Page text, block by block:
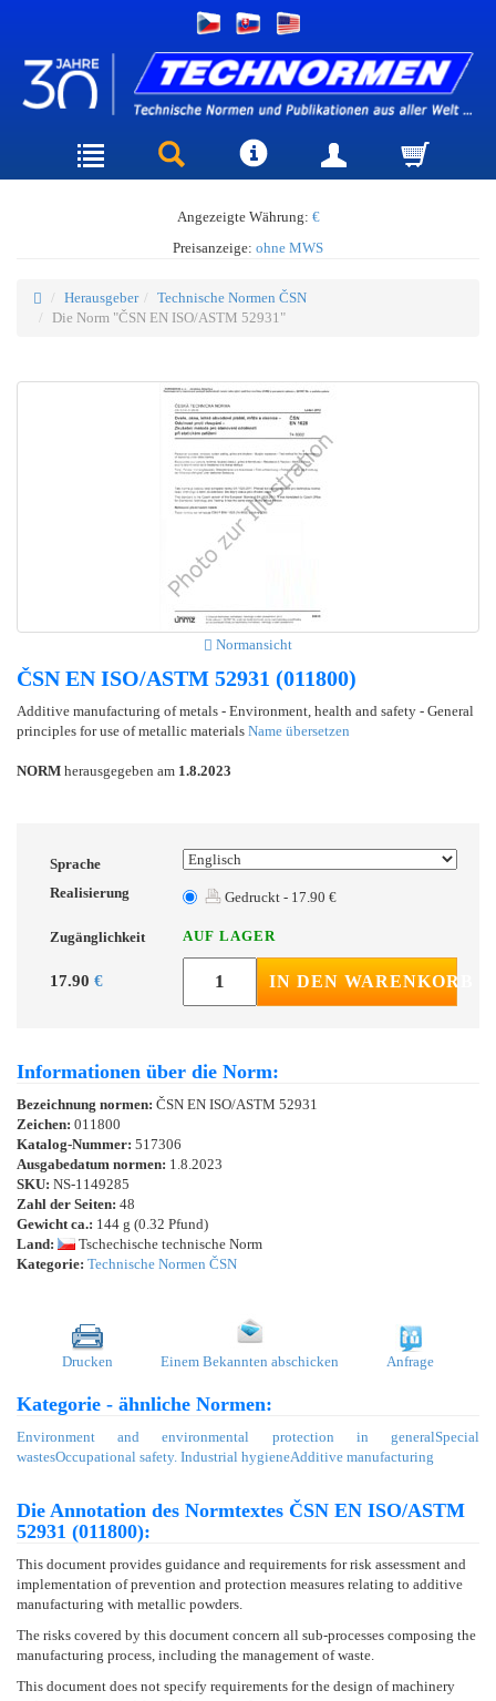
Angezeigte Währung: €
Preisanzeige: ohne MWS
Herausgeber
Technische Normen ČSN
Die Norm "ČSN EN ISO/ASTM 52931"
Normansicht
ČSN EN ISO/ASTM 52931 (011800)
Additive manufacturing of metals - Environment, health and safety - General
principles for use of metallic materials Name übersetzen
NORM herausgegeben am 1.8.2023
Sprache
Realisierung
Gedruckt - 17.90 €
Zugänglichkeit AUF LAGER
17.90 € IN DEN WARENKORB
Informationen über die Norm:
Bezeichnung normen: ČSN EN ISO/ASTM 52931
Zeichen: 011800
Katalog-Nummer: 517306
Ausgabedatum normen: 1.8.2023
SKU: NS-1149285
Zahl der Seiten: 48
Gewicht ca.: 144 g (0.32 Pfund)
Land:
Tschechische technische Norm
Kategorie: Technische Normen ČSN
Drucken Einem Bekannten abschicken Anfrage
Kategorie - ähnliche Normen:
Environment and environmental protection in generalSpecial
wastesOccupational safety. Industrial hygieneAdditive manufacturing
Die Annotation des Normtextes ČSN EN ISO/ASTM
52931 (011800):
This document provides guidance and requirements for risk assessment and
implementation of prevention and protection measures relating to additive
manufacturing with metallic powders.
The risks covered by this document concern all sub-processes composing the
manufacturing process, including the management of waste.
This document does not specify requirements for the design of machinery